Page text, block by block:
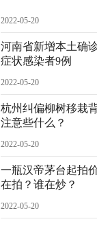
2022-05-20
河南省新增本土确
症状感染者9例
2022-05-20
杭州纠偏柳树移栽
注意些什么？
2022-05-20
一瓶汉帝茅台起拍
在拍？谁在炒？
2022-05-20